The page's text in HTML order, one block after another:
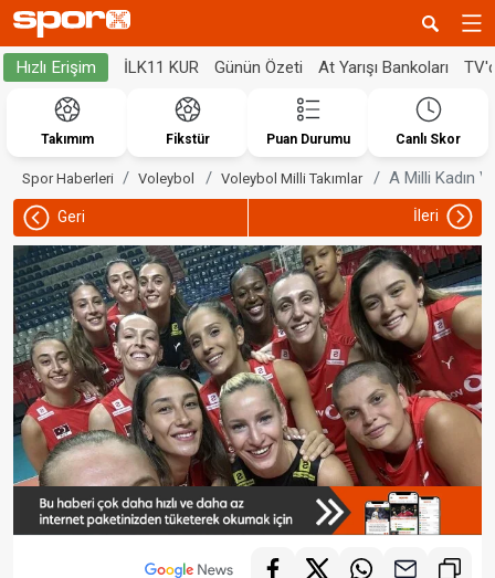
Hızlı Erişim İLK11 KUR Günün Özeti At Yarışı Bankoları
Takımım Fikstür Puan Durumu Canlı Skor
Spor Haberleri Voleybol Voleybol Milli Takımlar A Milli Kadın
Geri İleri